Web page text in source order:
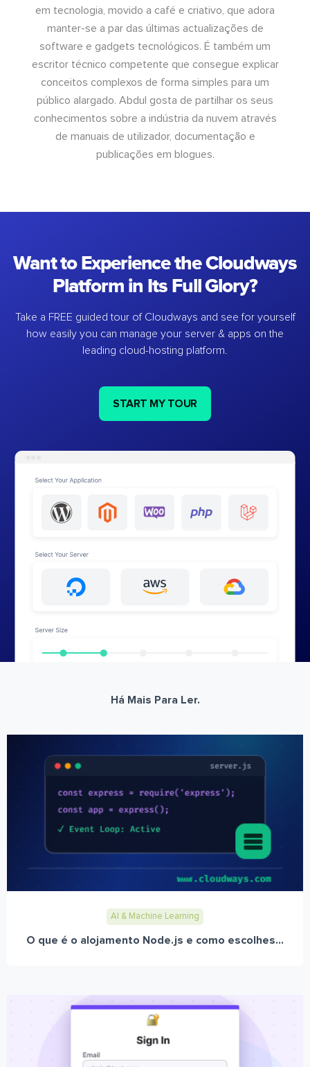
em tecnologia, movido a café e criativo, que adora
manter-se a par das últimas actualizações de
software e gadgets tecnológicos. É também um
escritor técnico competente que consegue explicar
conceitos complexos de forma simples para um
público alargado. Abdul gosta de partilhar os seus
conhecimentos sobre a indústria da nuvem através
de manuais de utilizador, documentação e
publicações em blogues.
Want to Experience the Cloudways
Platform in Its Full Glory?
Take a FREE guided tour of Cloudways and see for yourself
how easily you can manage your server & apps on the
leading cloud-hosting platform.
START MY TOUR
Há Mais Para Ler.
AI & Machine Learning
O que é o alojamento Node.js e como escolhes...